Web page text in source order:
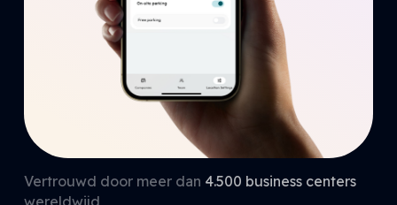
Vertrouwd door meer dan 4.500 business centers